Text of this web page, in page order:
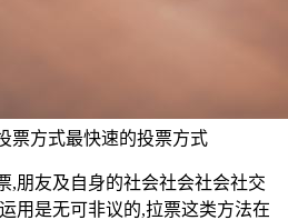
票方式最快速的投票方式
,朋友及自身的社会社会社会社交
用是无可非议的,拉票这类方法在